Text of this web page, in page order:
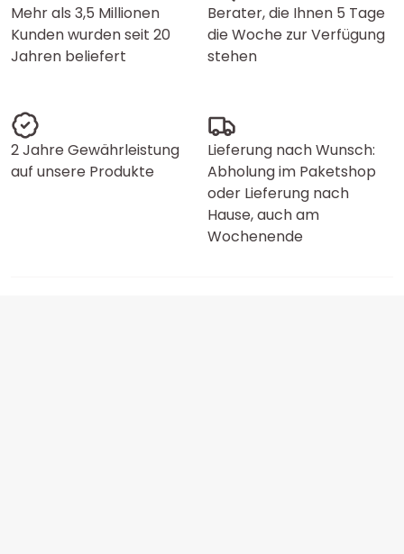
Mehr als 3,5 Millionen
Kunden wurden seit 20
Jahren beliefert
Berater, die Ihnen 5 Tage
die Woche zur Verfügung
stehen
2 Jahre Gewährleistung
auf unsere Produkte
Lieferung nach Wunsch:
Abholung im Paketshop
oder Lieferung nach
Hause, auch am
Wochenende